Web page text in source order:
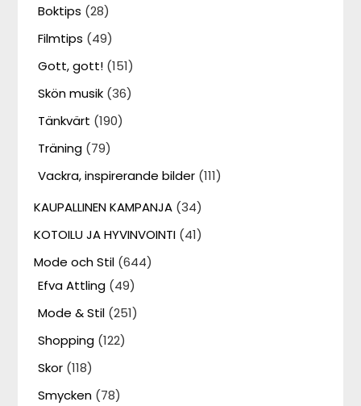
Boktips (28)
Filmtips (49)
Gott, gott! (151)
Skön musik (36)
Tänkvärt (190)
Träning (79)
Vackra, inspirerande bilder (111)
KAUPALLINEN KAMPANJA (34)
KOTOILU JA HYVINVOINTI (41)
Mode och Stil (644)
Efva Attling (49)
Mode & Stil (251)
Shopping (122)
Skor (118)
Smycken (78)